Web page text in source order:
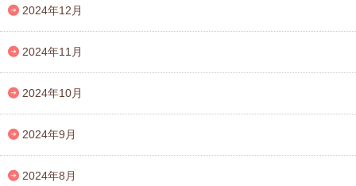
2024年12月
2024年11月
2024年10月
2024年9月
2024年8月